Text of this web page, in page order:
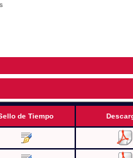
de Tiempo